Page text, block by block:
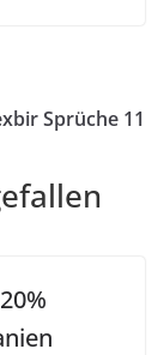
Sprüche 11